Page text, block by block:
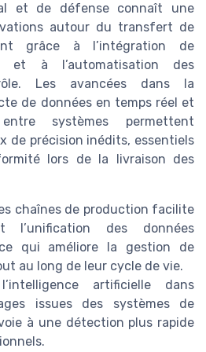
et de défense connaît une
autour du transfert de
grâce à l’intégration de
et à l’automatisation des
Les avancées dans la
de données en temps réel et
systèmes permettent
de précision inédits, essentiels
lors de la livraison des
chaînes de production facilite
l’unification des données
ce qui améliore la gestion de
au long de leur cycle de vie.
artificielle dans
issues des systèmes de
à une détection plus rapide